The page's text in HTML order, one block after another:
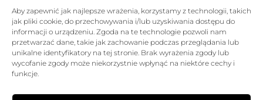
Aby zapewnić jak najlepsze wrażenia, korzystamy z technologii, takich
jak pliki cookie, do przechowywania i/lub uzyskiwania dostępu do
informacji o urządzeniu. Zgoda na te technologie pozwoli nam
przetwarzać dane, takie jak zachowanie podczas przeglądania lub
unikalne identyfikatory na tej stronie. Brak wyrażenia zgody lub
wycofanie zgody może niekorzystnie wpłynąć na niektóre cechy i
funkcje.
POMOC
SKLEP
FOLLOW US